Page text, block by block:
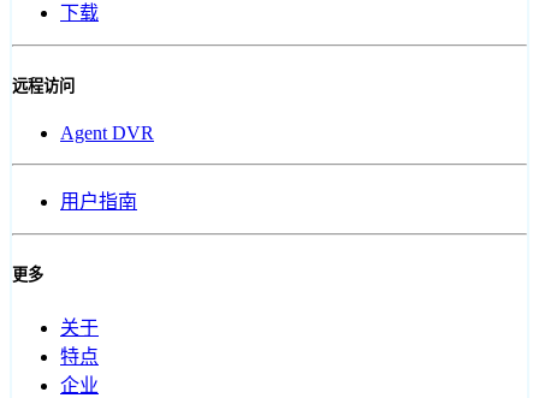
下载
远程访问
Agent DVR
用户指南
更多
关于
特点
企业